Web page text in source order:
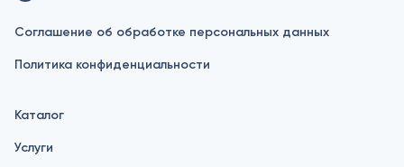
Соглашение об обработке персональных данных
Политика конфиденциальности
Каталог
Услуги